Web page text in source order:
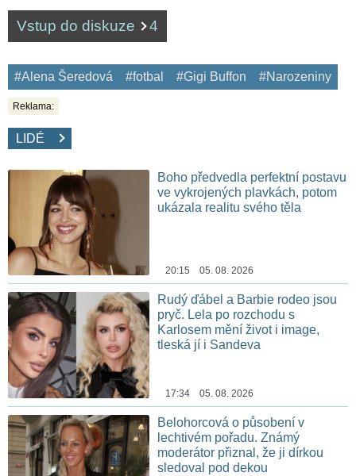
Vstup do diskuze 4
#Alena Šeredová #fotbal #Gigi Buffon #Narozeniny
Reklama:
LIDÉ
Boho předvedla perfektní postavu
ve vykrojených plavkách, potom
ukázala realitu svého těla
20:15 05. 08. 2026
Rudý ďábel a Barbie rodeo jsou
pryč. Lela po rozchodu s
Karlosem mění život i image,
tleská jí i Sandeva
17:34 05. 08. 2026
Belohorcová o působení v
lechtivém pořadu. Známý
moderátor přiznal, že ji dírkou
sledoval pod dekou